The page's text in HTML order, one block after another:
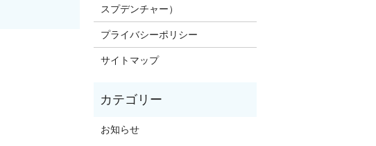
スプデンチャー）
プライバシーポリシー
サイトマップ
お知らせ